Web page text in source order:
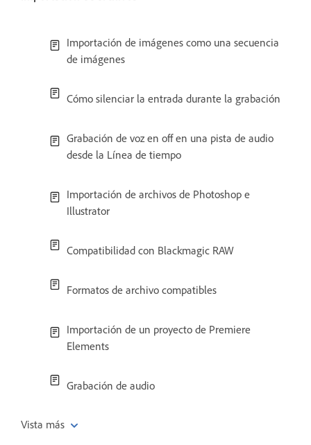
Importación de imágenes como una secuencia
de imágenes
Cómo silenciar la entrada durante la grabación
Grabación de voz en off en una pista de audio
desde la Línea de tiempo
Importación de archivos de Photoshop e
Illustrator
Compatibilidad con Blackmagic RAW
Formatos de archivo compatibles
Importación de un proyecto de Premiere
Elements
Grabación de audio
Vista más